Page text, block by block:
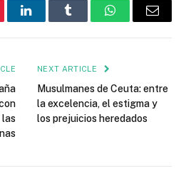
LinkedInTumblr WhatsAppEmail
las
NEXT ARTICLE
Musulmanes de Ceuta: entre
la excelencia, el estigma y
los prejuicios heredados